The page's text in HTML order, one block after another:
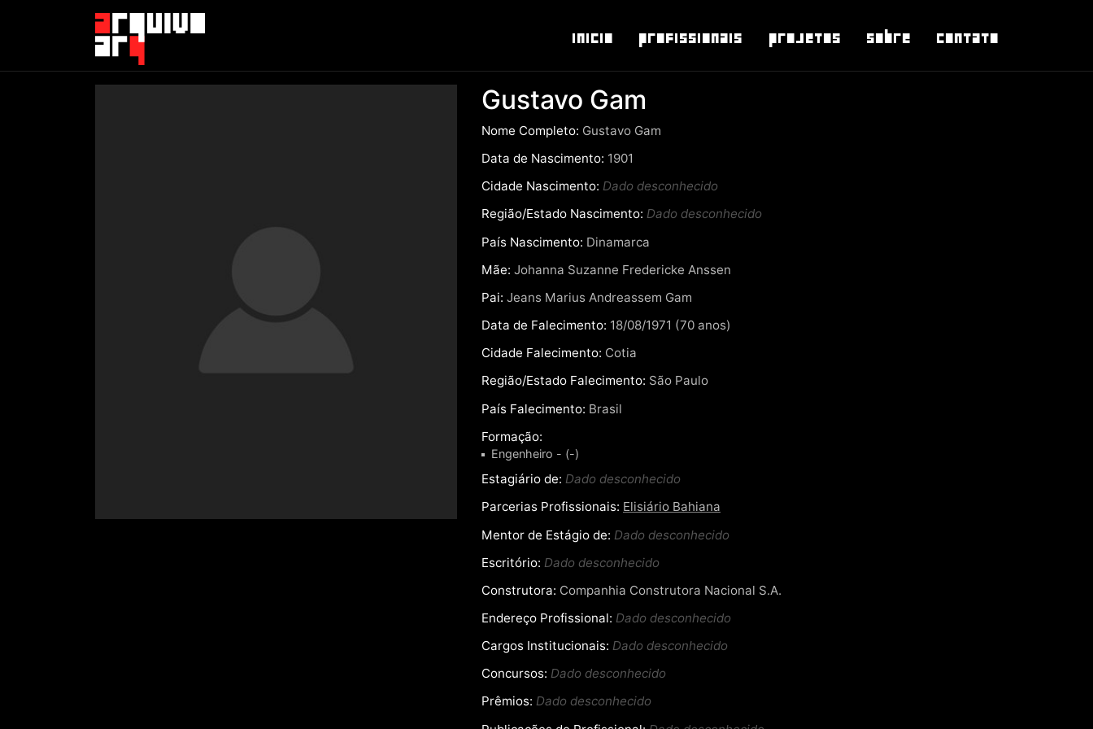
Inicio Profissionais Projetos Sobre Contato
Gustavo Gam
Nome Completo: Gustavo Gam
Data de Nascimento: 1901
Cidade Nascimento: Dado desconhecido
Região/Estado Nascimento: Dado desconhecido
País Nascimento: Dinamarca
Mãe: Johanna Suzanne Fredericke Anssen
Pai: Jeans Marius Andreassem Gam
Data de Falecimento: 18/08/1971 (70 anos)
Cidade Falecimento: Cotia
Região/Estado Falecimento: São Paulo
País Falecimento: Brasil
Formação:
Engenheiro - (-)
Estagiário de: Dado desconhecido
Parcerias Profissionais: Elisiário Bahiana
Mentor de Estágio de: Dado desconhecido
Escritório: Dado desconhecido
Construtora: Companhia Construtora Nacional S.A.
Endereço Profissional: Dado desconhecido
Cargos Institucionais: Dado desconhecido
Concursos: Dado desconhecido
Prêmios: Dado desconhecido